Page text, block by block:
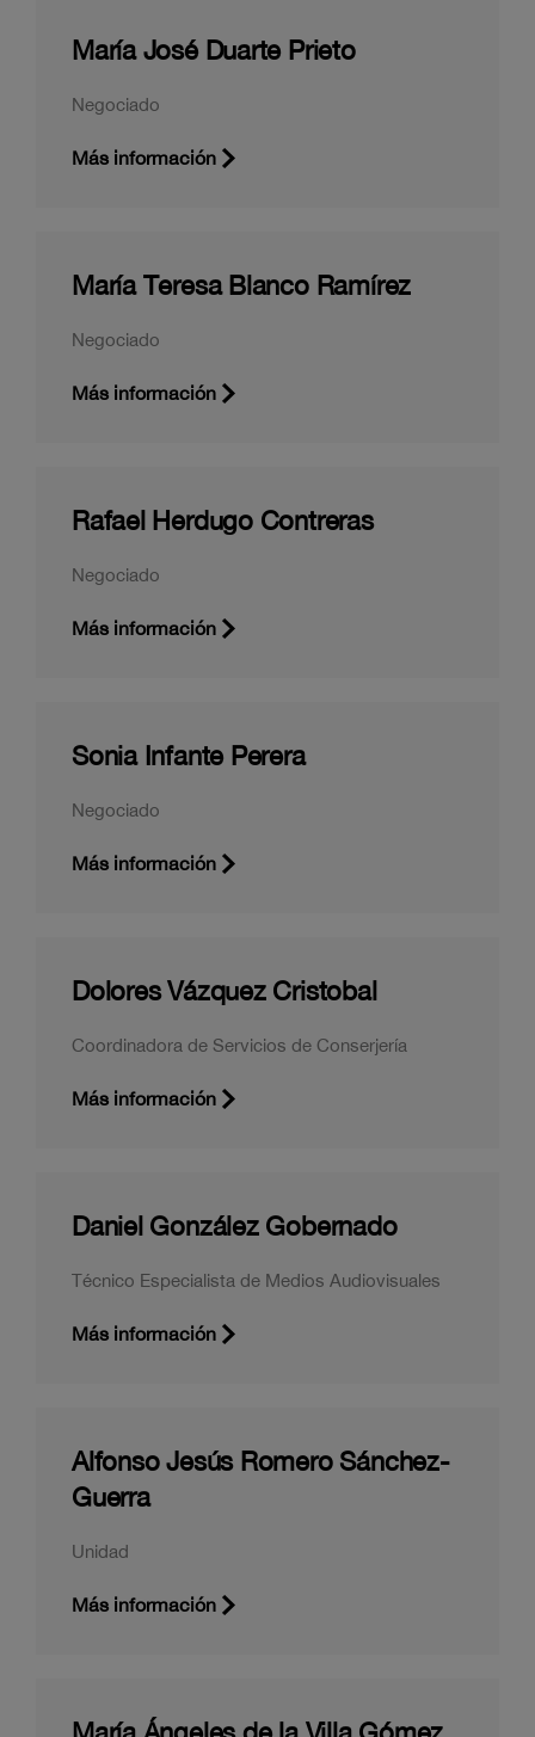
María José Duarte Prieto
Negociado
Más información
María Teresa Blanco Ramírez
Negociado
Más información
Rafael Herdugo Contreras
Negociado
Más información
Sonia Infante Perera
Negociado
Más información
Dolores Vázquez Cristobal
Coordinadora de Servicios de Conserjería
Más información
Daniel González Gobernado
Técnico Especialista de Medios Audiovisuales
Más información
Alfonso Jesús Romero Sánchez-
Guerra
Unidad
Más información